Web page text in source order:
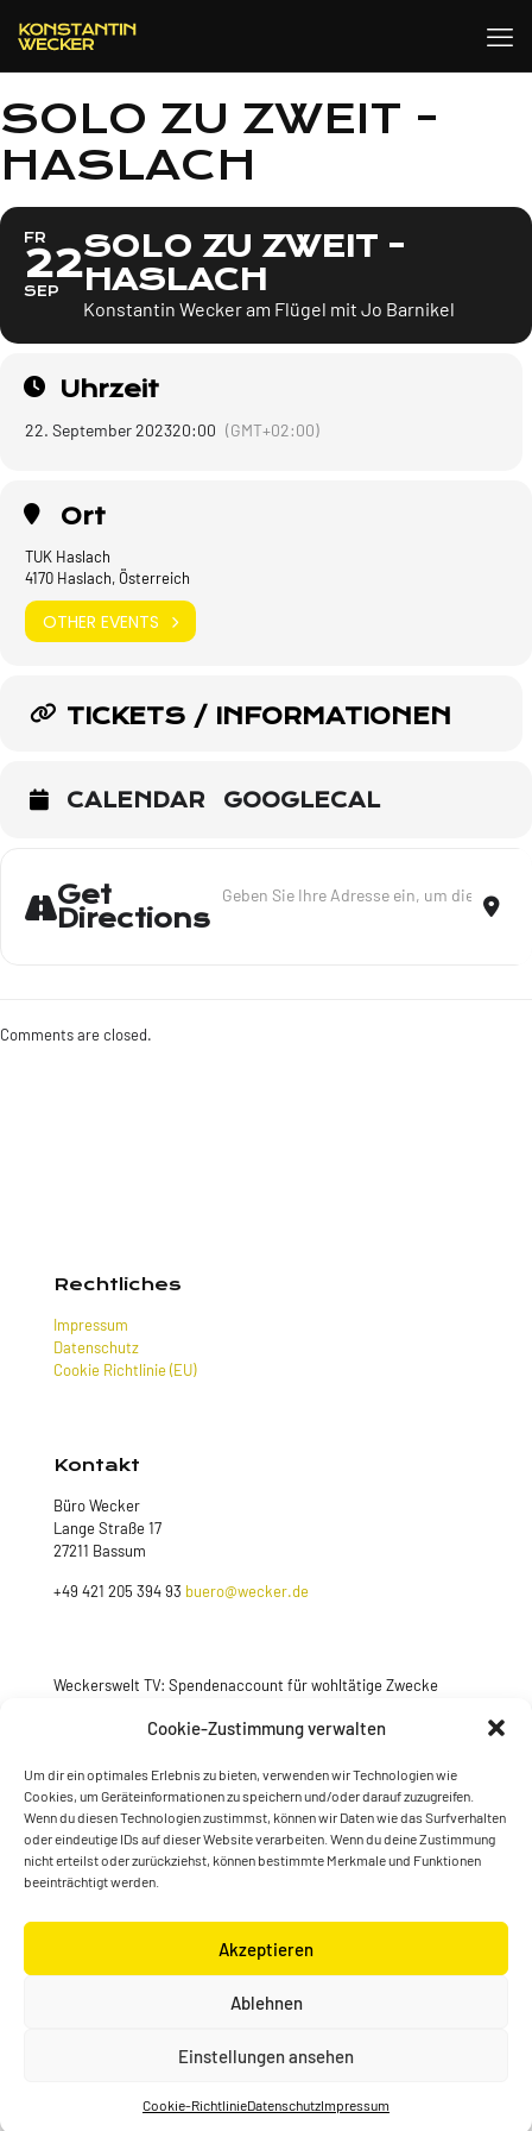
Cookie-Zustimmung verwalten
Um dir ein optimales Erlebnis zu bieten, verwenden wir Technologien wie
Cookies, um Geräteinformationen zu speichern und/oder darauf zuzugreifen.
Wenn du diesen Technologien zustimmst, können wir Daten wie das Surfverhalten
oder eindeutige IDs auf dieser Website verarbeiten. Wenn du deine Zustimmung
nicht erteilst oder zurückziehst, können bestimmte Merkmale und Funktionen
beeinträchtigt werden.
Akzeptieren
Ablehnen
Einstellungen ansehen
Cookie-RichtlinieDatenschutzImpressum
SOLO ZU ZWEIT -
HASLACH
FR
22
SEP
SOLO ZU ZWEIT -
HASLACH
Konstantin Wecker am Flügel mit Jo Barnikel
Uhrzeit
22. September 202320:00 (GMT+02:00)
Ort
TUK Haslach
4170 Haslach, Österreich
OTHER EVENTS
TICKETS / INFORMATIONEN
CALENDAR GOOGLECAL
Get
Directions
Comments are closed.
Rechtliches
Impressum
Datenschutz
Cookie Richtlinie (EU)
Kontakt
Büro Wecker
Lange Straße 17
27211 Bassum
+49 421 205 394 93 buero@wecker.de
Weckerswelt TV: Spendenaccount für wohltätige Zwecke
Jetzt spenden
© Konstantin Wecker | gestaltet von